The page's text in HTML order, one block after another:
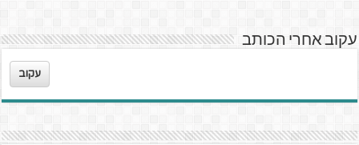
עקוב אחרי הכותב
עקוב